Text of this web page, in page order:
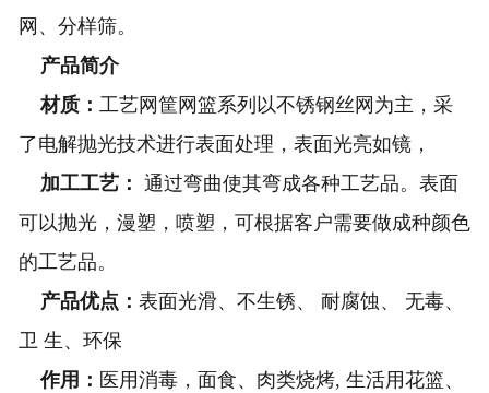
网、分样筛。
产品简介
材质： 工艺网筐网篮系列以不锈钢丝网为主，采
了电解抛光技术进行表面处理，表面光亮如镜，
加工工艺： 通过弯曲使其弯成各种工艺品。表面
可以抛光，漫塑，喷塑，可根据客户需要做成种颜色
的工艺品。
产品优点： 表面光滑、不生锈、 耐腐蚀、 无毒、
卫 生、环保
作用： 医用消毒，面食、肉类烧烤, 生活用花篮、